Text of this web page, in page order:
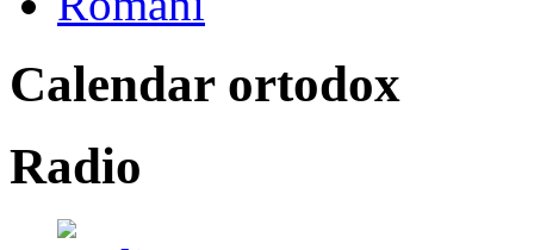
Calendar ortodox
Radio